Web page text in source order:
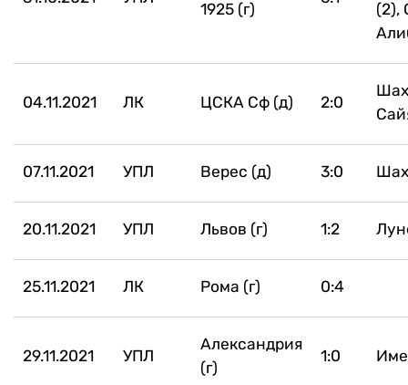
1925 (г)
(2),
04.11.2021 ЛК ЦСКА Сф (д) 2:0
07.11.2021 УПЛ Верес (д) 3:0
20.11.2021 УПЛ Львов (г) 1:2
25.11.2021 ЛК Рома (г) 0:4
29.11.2021 УПЛ
Александрия
(г)
1:0